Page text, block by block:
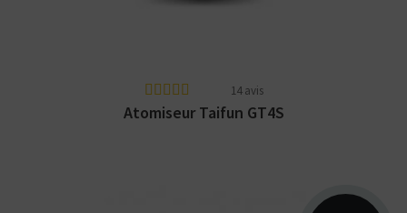
14 avis
Atomiseur Taifun GT4S